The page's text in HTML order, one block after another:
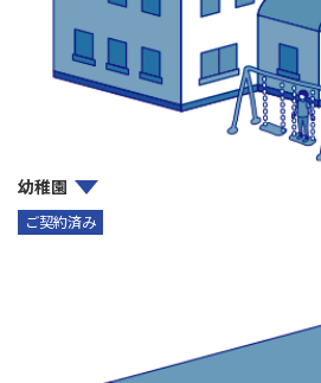
幼稚園
ご契約済み